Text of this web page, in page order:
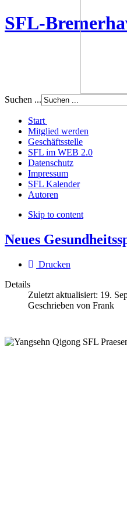
SFL-
Suchen ...
Start
Mitglied werden
Geschäftsstelle
SFL im WEB 2.0
Datenschutz
Impressum
SFL Kalender
Autoren
Skip to content
Neues
Drucken
Details
Zuletzt aktualisiert: 19.
Geschrieben von Frank